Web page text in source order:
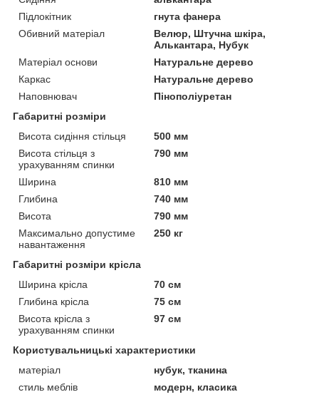
Підлокітник
гнута фанера
Обивний матеріал
Велюр, Штучна шкіра,
Алькантара, Нубук
Матеріал основи
Натуральне дерево
Каркас
Натуральне дерево
Наповнювач
Пінополіуретан
Габаритні розміри
Висота сидіння стільця
500 мм
Висота стільця з
урахуванням спинки
790 мм
Ширина
810 мм
Глибина
740 мм
Висота
790 мм
Максимально допустиме
навантаження
250 кг
Габаритні розміри крісла
Ширина крісла
70 см
Глибина крісла
75 см
Висота крісла з
урахуванням спинки
97 см
Користувальницькі характеристики
матеріал
нубук, тканина
стиль меблів
модерн, класика